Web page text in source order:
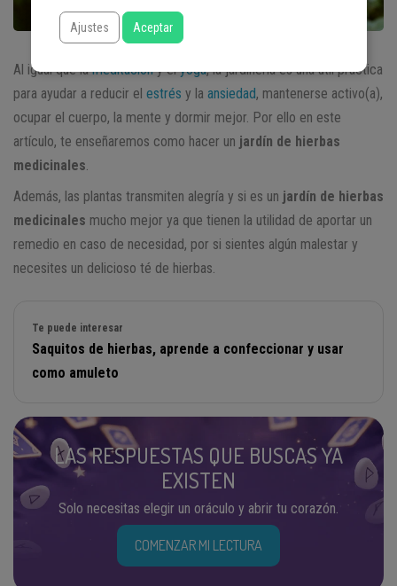
Al igual que lameditacióny elyoga, la jardinería es una útil práctica
para ayudar a reducir el estrés y la ansiedad, mantenerse activo(a),
ocupar el cuerpo, la mente y dormir mejor. Por ello en este
artículo, te enseñaremos como hacer un jardín de hierbas
medicinales
Además, las plantas transmiten alegría y si es un jardín de hierbas
medicinales mucho mejor ya que tienen la utilidad de aportar un
remedio en caso de necesidad, por si sientes algún malestar y
necesites un delicioso té de hierbas.
Te puede interesar
Saquitos de hierbas, aprende a confeccionar y usar
como amuleto
LAS RESPUESTAS QUE BUSCAS YA
EXISTEN
Solo necesitas elegir un oráculo y abrir tu corazón.
COMENZAR MI LECTURA
Ajustes Aceptar